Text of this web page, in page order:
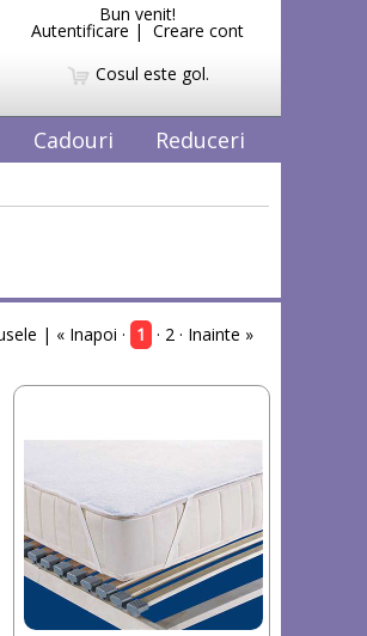
Bun venit!
Autentificare | Creare cont
Cosul este gol.
Cadouri
Reduceri
| « Inapoi · 1 · 2 · Inainte »